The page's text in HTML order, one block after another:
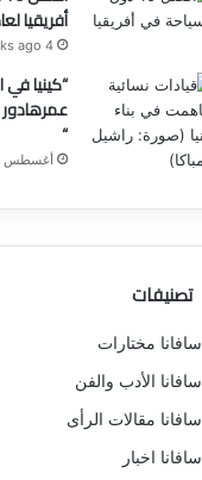
أفريقيا لعام
4 weeks ago
“كينيا
عمرهادور
“
أغسطس 8, 2025
تصنيفات
سافانا مختارات
سافانا الأدب والفن
سافانا مقالات الرأى
سافانا اخبار